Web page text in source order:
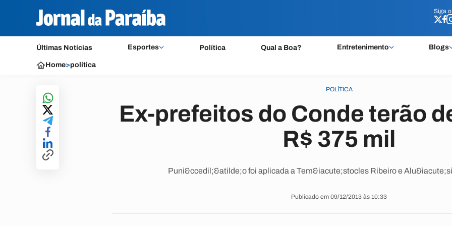
Siga o
Últimas Notícias Esportes Política Qual a Boa? Entretenimento Blogs
Siga o
Home>política
POLÍTICA
Ex-prefeitos do Conde terão
R$ 375 mil
Puni&ccedil;&atilde;o foi aplicada a Tem&iacute;stocles Ribeiro e
Publicado em 09/12/2013 às 10:33